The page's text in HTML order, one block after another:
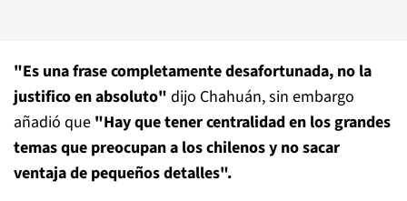
"Es una frase completamente desafortunada, no la
justifico en absoluto" dijo Chahuán, sin embargo
añadió que "Hay que tener centralidad en los grandes
temas que preocupan a los chilenos y no sacar
ventaja de pequeños detalles".